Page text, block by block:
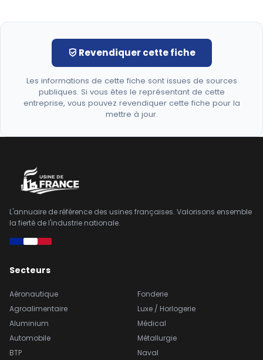
Revendiquer cette fiche
Les informations de cette fiche sont issues de sources
publiques. Si vous êtes le représentant de cette
entreprise, vous pouvez revendiquer cette fiche pour la
mettre à jour.
L'annuaire de référence des usines françaises. Valorisons ensemble
la fierté de l'industrie nationale.
Secteurs
Aéronautique
Agroalimentaire
Aluminium
Automobile
BTP
Fonderie
Luxe / Horlogerie
Médical
Métallurgie
Naval